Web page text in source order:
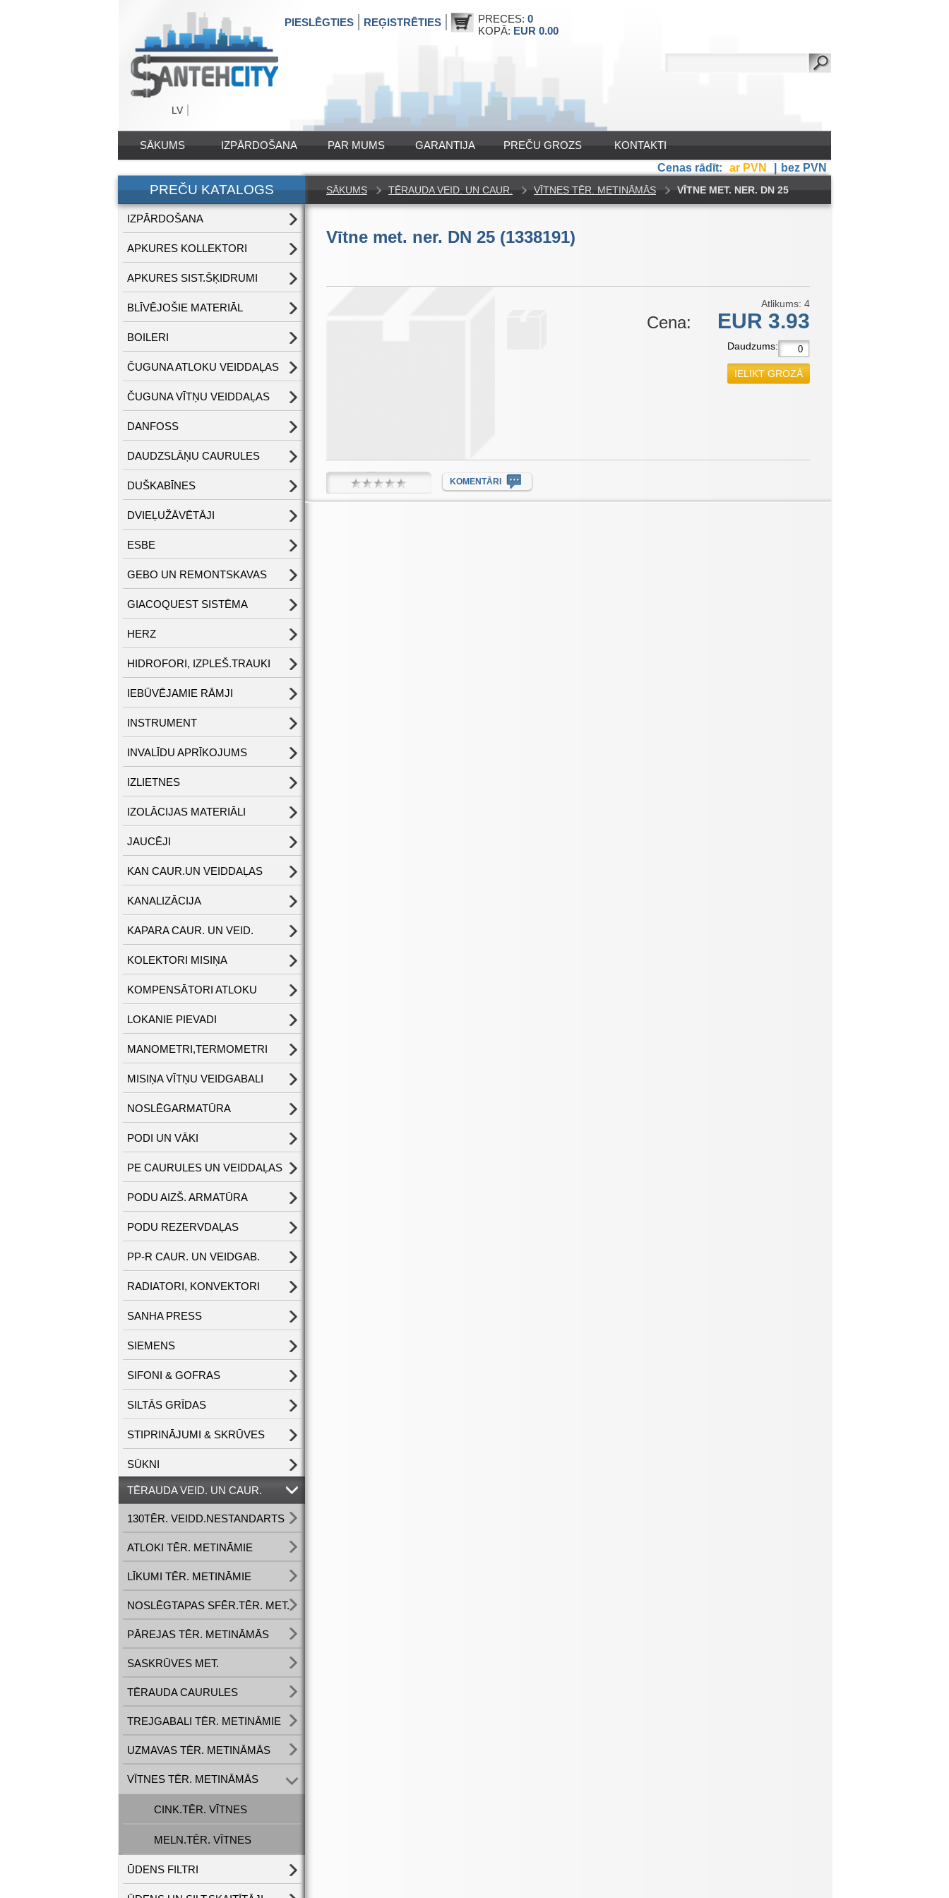
LV
PIESLĒGTIES REĢISTRĒTIES PRECES: 0
KOPĀ: EUR 0.00
SĀKUMS IZPĀRDOŠANA PAR MUMS GARANTIJA PREČU GROZS
KONTAKTI
Cenas rādīt:
ar PVN bez PVN
PREČU KATALOGS
IZPĀRDOŠANA
APKURES KOLLEKTORI
APKURES SIST.ŠĶIDRUMI
BLĪVĒJOŠIE MATERIĀL
BOILERI
ČUGUNA ATLOKU VEIDDAĻAS
ČUGUNA VĪTŅU VEIDDAĻAS
DANFOSS
DAUDZSLĀŅU CAURULES
DUŠKABĪNES
DVIEĻUŽĀVĒTĀJI
ESBE
GEBO UN REMONTSKAVAS
GIACOQUEST SISTĒMA
HERZ
HIDROFORI, IZPLEŠ.TRAUKI
IEBŪVĒJAMIE RĀMJI
INSTRUMENT
INVALĪDU APRĪKOJUMS
IZLIETNES
IZOLĀCIJAS MATERIĀLI
JAUCĒJI
KAN CAUR.UN VEIDDAĻAS
KANALIZĀCIJA
KAPARA CAUR. UN VEID.
KOLEKTORI MISIŅA
KOMPENSĀTORI ATLOKU
LOKANIE PIEVADI
MANOMETRI,TERMOMETRI
MISIŅA VĪTŅU VEIDGABALI
NOSLĒGARMATŪRA
PODI UN VĀKI
PE CAURULES UN VEIDDAĻAS
PODU AIZŠ. ARMATŪRA
PODU REZERVDAĻAS
PP-R CAUR. UN VEIDGAB.
RADIATORI, KONVEKTORI
SANHA PRESS
SIEMENS
SIFONI & GOFRAS
SILTĀS GRĪDAS
STIPRINĀJUMI & SKRŪVES
SŪKNI
TĒRAUDA VEID. UN CAUR.
130TĒR. VEIDD.NESTANDARTS
ATLOKI TĒR. METINĀMIE
LĪKUMI TĒR. METINĀMIE
NOSLĒGTAPAS SFĒR.TĒR. MET.
PĀREJAS TĒR. METINĀMĀS
SASKRŪVES MET.
TĒRAUDA CAURULES
TREJGABALI TĒR. METINĀMIE
UZMAVAS TĒR. METINĀMĀS
VĪTNES TĒR. METINĀMĀS
CINK.TĒR. VĪTNES
MELN.TĒR. VĪTNES
ŪDENS FILTRI
SĀKUMS TĒRAUDA VEID. UN CAUR. VĪTNES TĒR. METINĀMĀS VĪTNE MET. NER. DN 25
Vītne met. ner. DN 25 (1338191)
Atlikums: 4
Cena: EUR 3.93
Daudzums:
IELIKT GROZĀ
KOMENTĀRI